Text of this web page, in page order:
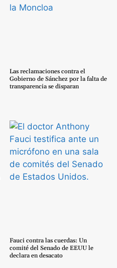
Las reclamaciones contra el
Gobierno de Sánchez por la falta de
transparencia se disparan
Fauci contra las cuerdas: Un
comité del Senado de EEUU le
declara en desacato